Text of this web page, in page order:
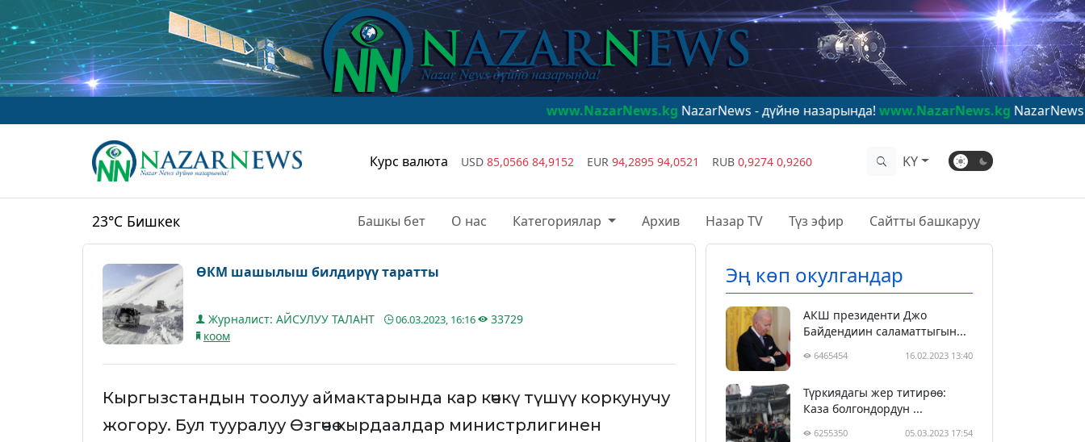
www.NazarNews.kgNazarNews - дүйнө назарында! www.NazarNews.kgNazarNews - в центре
Курс валюта USD 85,0566 84,9152 EUR 94,2895 94,0521 RUB 0,9274 0,9260 KY
23°C Бишкек Башкы бет О нас Категориялар Архив Назар TV Түз эфир Сайтты башкаруу
ӨКМ шашылыш билдирүү таратты
Журналист: АЙСУЛУУ ТАЛАНТ 06.03.2023, 16:16
33729
коом
Кыргызстандын тоолуу аймактарында кар көчкү түшүү коркунучу
жогору. Бул тууралуу Өзгөчө кырдаалдар министрлигинен
Эң көп окулгандар
АКШ президенти Джо
Байдендиин саламаттыгын...
6465454 16.02.2023 13:40
Түркиядагы жер титирөө:
Каза болгондордун ...
6255350 05.03.2023 17:54